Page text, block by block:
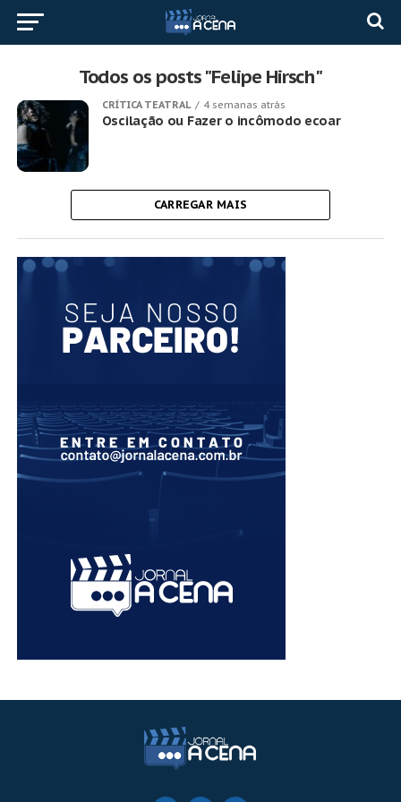
Todos os posts "Felipe Hirsch"
CRÍTICA TEATRAL 4 semanas atrás
Oscilação ou Fazer o incômodo ecoar
CARREGAR MAIS